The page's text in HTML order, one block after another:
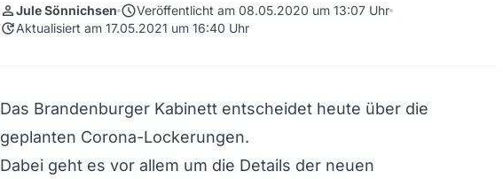
personJule Sönnichsen scheduleVeröffentlicht am 08.05.2020 um 13:07 Uhr
updateAktualisiert am 17.05.2021 um 16:40 Uhr
Das Brandenburger Kabinett entscheidet heute über die
geplanten Corona-Lockerungen.
Dabei geht es vor allem um die Details der neuen